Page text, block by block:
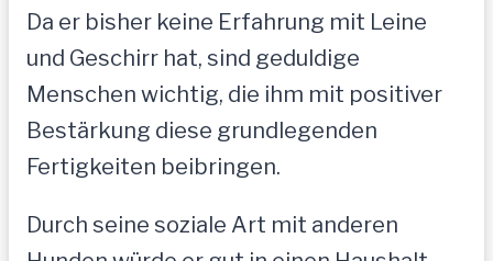
Da er bisher keine Erfahrung mit Leine
und Geschirr hat, sind geduldige
Menschen wichtig, die ihm mit positiver
Bestärkung diese grundlegenden
Fertigkeiten beibringen.
Durch seine soziale Art mit anderen